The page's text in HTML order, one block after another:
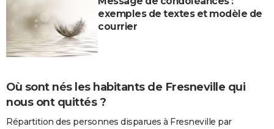
exemples de textes et modèle de
courrier
Où sont nés les habitants de Fresneville qui
nous ont quittés ?
Répartition des personnes disparues à Fresneville par